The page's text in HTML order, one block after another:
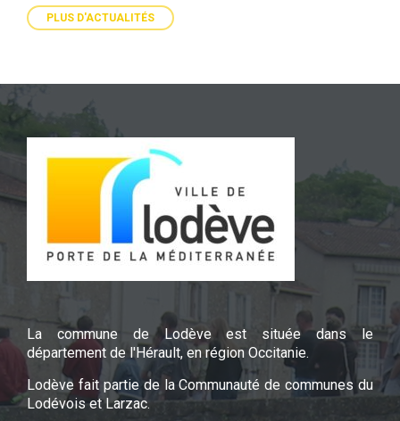
PLUS D'ACTUALITÉS
La commune de Lodève est située dans le
département de l'Hérault, en région Occitanie.
Lodève fait partie de la Communauté de communes du
Lodévois et Larzac.